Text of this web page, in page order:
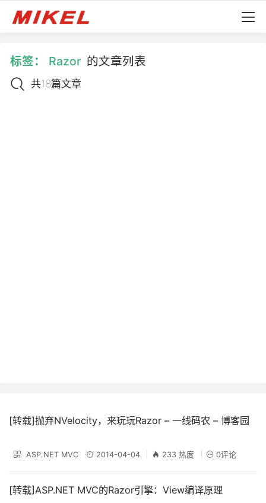
标签： Razor 的文章列表
共18篇文章
[转载]抛弃NVelocity，来玩玩Razor – 一线码农 – 博客园
ASP.NET MVC 2014-04-04 233 热度 0评论
[转载]ASP.NET MVC的Razor引擎：View编译原理